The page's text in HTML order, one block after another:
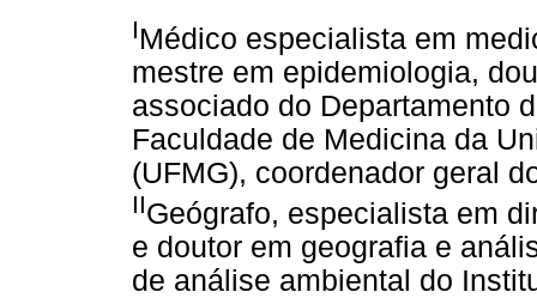
IMédico especialista em
mestre em epidemiologia,
associado do Departamento
Faculdade de Medicina da
(UFMG), coordenador geral
IIGeógrafo, especialista em
e doutor em geografia e
de análise ambiental do